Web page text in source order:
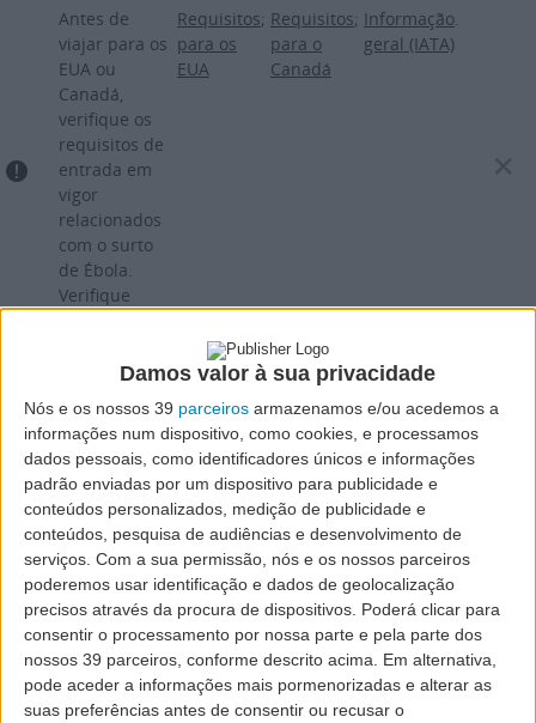
Damos valor à sua privacidade
Nós e os nossos 39 parceiros armazenamos e/ou acedemos a
informações num dispositivo, como cookies, e processamos
dados pessoais, como identificadores únicos e informações
padrão enviadas por um dispositivo para publicidade e
conteúdos personalizados, medição de publicidade e
conteúdos, pesquisa de audiências e desenvolvimento de
serviços. Com a sua permissão, nós e os nossos parceiros
poderemos usar identificação e dados de geolocalização
precisos através da procura de dispositivos. Poderá clicar para
consentir o processamento por nossa parte e pela parte dos
nossos 39 parceiros, conforme descrito acima. Em alternativa,
pode aceder a informações mais pormenorizadas e alterar as
suas preferências antes de consentir ou recusar o
Passar
para
o
Antes de
viajar para os
EUA ou
Canadá,
verifique os
requisitos de
entrada em
vigor
relacionados
com o surto
de Ébola.
Verifique
Requisitos
para os
EUA
; Requisitos
para o
Canadá
; Informação
geral (IATA)
.
Grupo SATA
Investidores
Governo Societário
Notícias
Sustentabilidade
Recrutamento
Frota